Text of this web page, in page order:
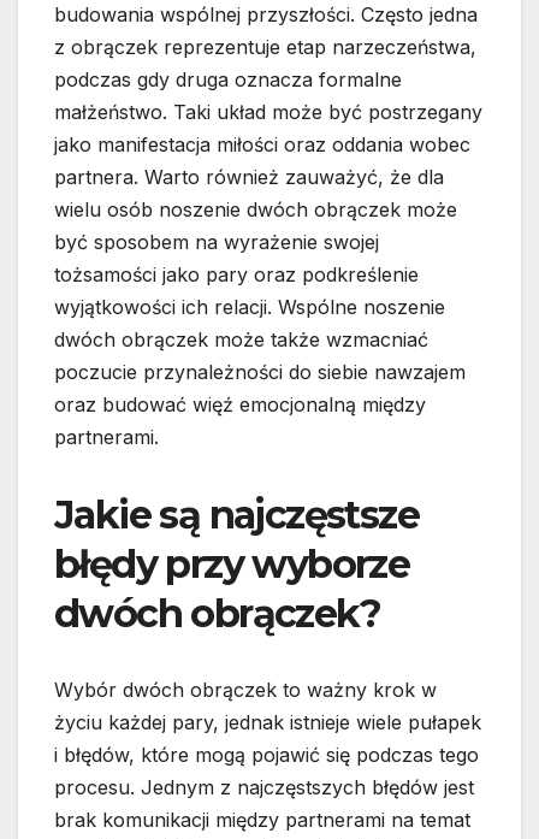
budowania wspólnej przyszłości. Często jedna
z obrączek reprezentuje etap narzeczeństwa,
podczas gdy druga oznacza formalne
małżeństwo. Taki układ może być postrzegany
jako manifestacja miłości oraz oddania wobec
partnera. Warto również zauważyć, że dla
wielu osób noszenie dwóch obrączek może
być sposobem na wyrażenie swojej
tożsamości jako pary oraz podkreślenie
wyjątkowości ich relacji. Wspólne noszenie
dwóch obrączek może także wzmacniać
poczucie przynależności do siebie nawzajem
oraz budować więź emocjonalną między
partnerami.
Jakie są najczęstsze
błędy przy wyborze
dwóch obrączek?
Wybór dwóch obrączek to ważny krok w
życiu każdej pary, jednak istnieje wiele pułapek
i błędów, które mogą pojawić się podczas tego
procesu. Jednym z najczęstszych błędów jest
brak komunikacji między partnerami na temat